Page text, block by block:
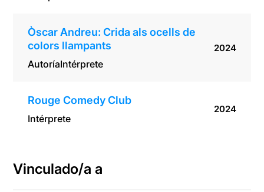
Òscar Andreu: Crida als ocells de
colors llampants
AutoríaIntérprete
2024
Rouge Comedy Club
Intérprete
2024
Vinculado/a a